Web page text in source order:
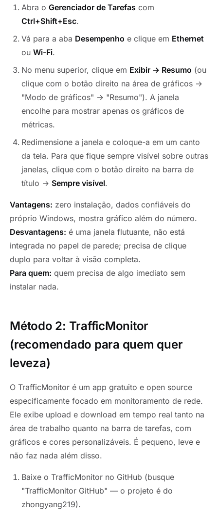
Abra o Gerenciador de Tarefas com
Ctrl+Shift+Esc.
Vá para a aba Desempenho e clique em Ethernet
ou Wi-Fi.
No menu superior, clique em Exibir → Resumo (ou
clique com o botão direito na área de gráficos →
"Modo de gráficos" → "Resumo"). A janela
encolhe para mostrar apenas os gráficos de
métricas.
Redimensione a janela e coloque-a em um canto
da tela. Para que fique sempre visível sobre outras
janelas, clique com o botão direito na barra de
título → Sempre visível.
Vantagens: zero instalação, dados confiáveis do
próprio Windows, mostra gráfico além do número.
Desvantagens: é uma janela flutuante, não está
integrada no papel de parede; precisa de clique
duplo para voltar à visão completa.
Para quem: quem precisa de algo imediato sem
instalar nada.
Método 2: TrafficMonitor
(recomendado para quem quer
leveza)
O TrafficMonitor é um app gratuito e open source
especificamente focado em monitoramento de rede.
Ele exibe upload e download em tempo real tanto na
área de trabalho quanto na barra de tarefas, com
gráficos e cores personalizáveis. É pequeno, leve e
não faz nada além disso.
Baixe o TrafficMonitor no GitHub (busque
"TrafficMonitor GitHub" — o projeto é do
zhongyang219).